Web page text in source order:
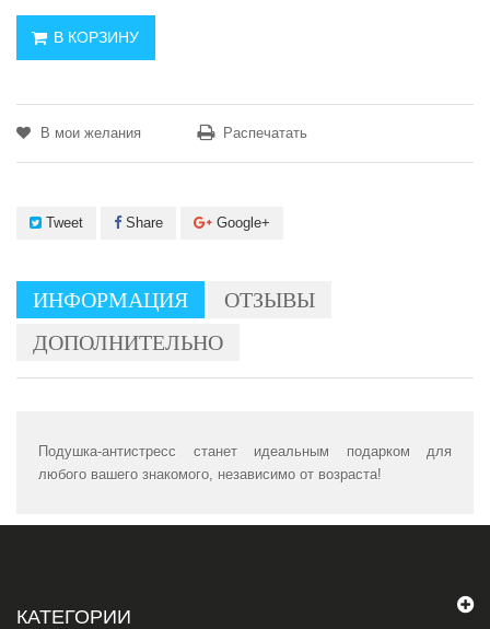
В КОРЗИНУ
В мои желания Распечатать
Tweet Share Google+
ИНФОРМАЦИЯ
ОТЗЫВЫ
ДОПОЛНИТЕЛЬНО
Подушка-антистресс станет идеальным подарком для
любого вашего знакомого, независимо от возраста!
КАТЕГОРИИ